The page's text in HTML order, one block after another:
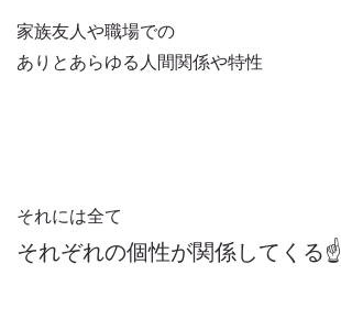
家族友人や職場での
ありとあらゆる人間関係や特性
それには全て
それぞれの個性が関係してくる☝️